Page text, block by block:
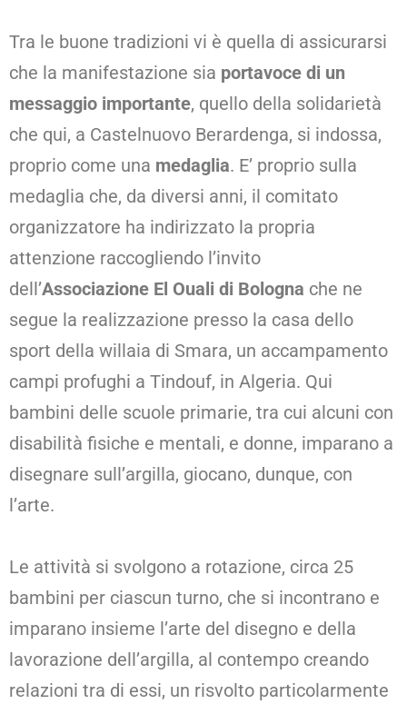
Tra le buone tradizioni vi è quella di assicurarsi
che la manifestazione sia portavoce di un
messaggio importante, quello della solidarietà
che qui, a Castelnuovo Berardenga, si indossa,
proprio come una medaglia. E’ proprio sulla
medaglia che, da diversi anni, il comitato
organizzatore ha indirizzato la propria
attenzione raccogliendo l’invito
dell’Associazione El Ouali di Bologna che ne
segue la realizzazione presso la casa dello
sport della willaia di Smara, un accampamento
campi profughi a Tindouf, in Algeria. Qui
bambini delle scuole primarie, tra cui alcuni con
disabilità fisiche e mentali, e donne, imparano a
disegnare sull’argilla, giocano, dunque, con
l’arte.
Le attività si svolgono a rotazione, circa 25
bambini per ciascun turno, che si incontrano e
imparano insieme l’arte del disegno e della
lavorazione dell’argilla, al contempo creando
relazioni tra di essi, un risvolto particolarmente